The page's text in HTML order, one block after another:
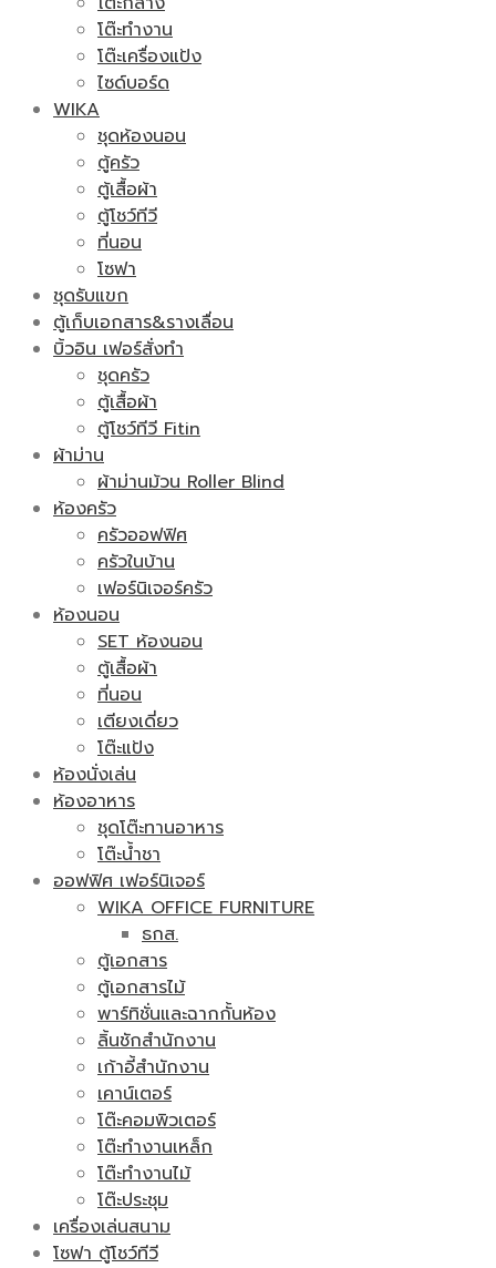
โต๊ะทำงาน
โต๊ะเครื่องแป้ง
ไซด์บอร์ด
WIKA
ชุดห้องนอน
ตู้ครัว
ตู้เสื้อผ้า
ตู้โชว์ทีวี
ที่นอน
โซฟา
ชุดรับแขก
ตู้เก็บเอกสาร&รางเลื่อน
บิ้วอิน เฟอร์สั่งทำ
ชุดครัว
ตู้เสื้อผ้า
ตู้โชว์ทีวี Fitin
ผ้าม่าน
ผ้าม่านม้วน Roller Blind
ห้องครัว
ครัวออฟฟิศ
ครัวในบ้าน
เฟอร์นิเจอร์ครัว
ห้องนอน
SET ห้องนอน
ตู้เสื้อผ้า
ที่นอน
เตียงเดี่ยว
โต๊ะแป้ง
ห้องนั่งเล่น
ห้องอาหาร
ชุดโต๊ะทานอาหาร
โต๊ะน้ำชา
ออฟฟิศ เฟอร์นิเจอร์
WIKA OFFICE FURNITURE
ธกส.
ตู้เอกสาร
ตู้เอกสารไม้
พาร์ทิชั่นและฉากกั้นห้อง
ลิ้นชักสำนักงาน
เก้าอี้สำนักงาน
เคาน์เตอร์
โต๊ะคอมพิวเตอร์
โต๊ะทำงานเหล็ก
โต๊ะทำงานไม้
โต๊ะประชุม
เครื่องเล่นสนาม
โซฟา ตู้โชว์ทีวี